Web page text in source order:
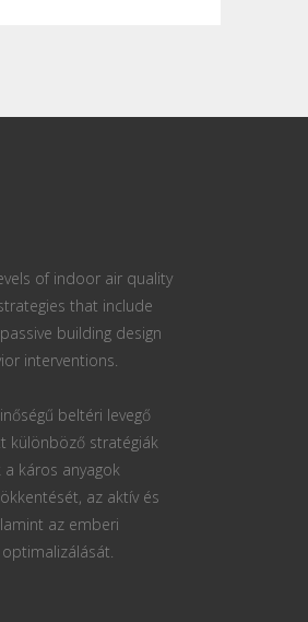
of indoor air quality
that include
building design
interventions.
beltéri levegő
különböző stratégiák
káros anyagok
az aktív és
az emberi